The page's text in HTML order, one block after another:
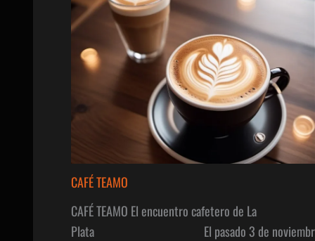
CAFÉ TEAMO
CAFÉ TEAMO El encuentro cafetero de La
Plata El pasado 3 de